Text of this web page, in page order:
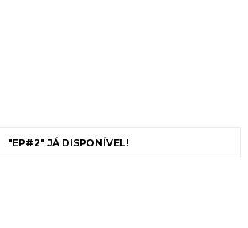
"EP#2" JÁ DISPONÍVEL!